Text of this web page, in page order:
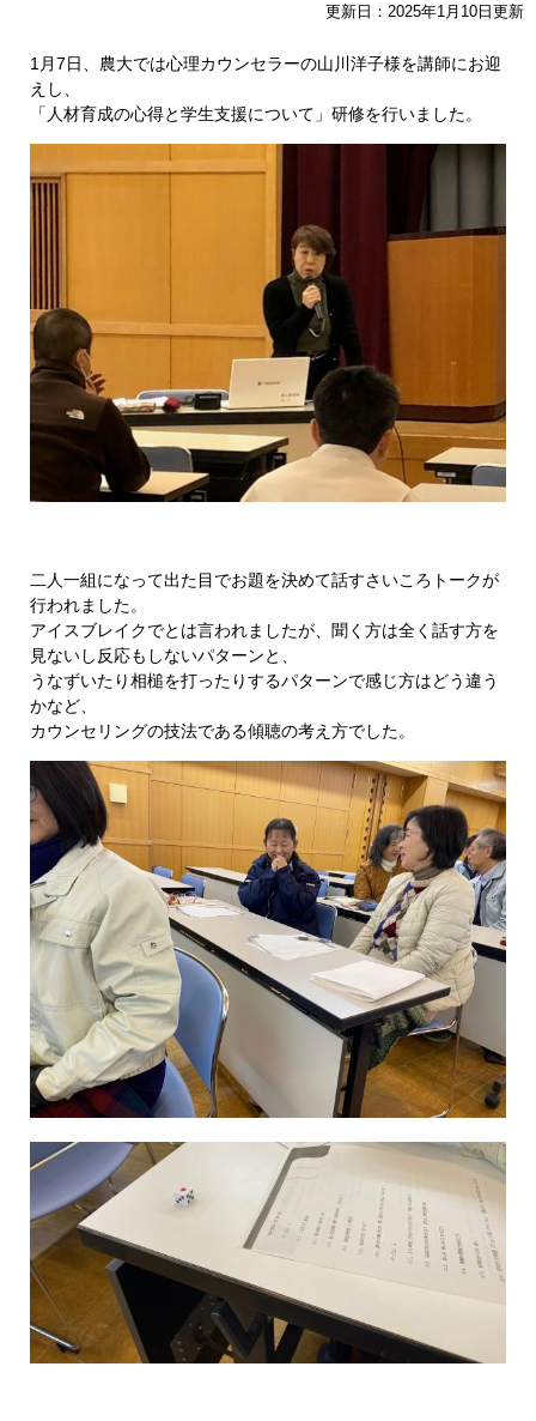
更新日：2025年1月10日更新
​​1月7日、農大では心理カウンセラーの山川洋子様を講師にお迎
えし、
「人材育成の心得と学生支援について」研修を行いました。
​二人一組になって出た目でお題を決めて話すさいころトークが
行われました。
アイスブレイクでとは言われましたが、聞く方は全く話す方を
見ないし反応もしないパターンと、
うなずいたり相槌を打ったりするパターンで感じ方はどう違う
かなど、
カウンセリングの技法である傾聴の考え方でした。